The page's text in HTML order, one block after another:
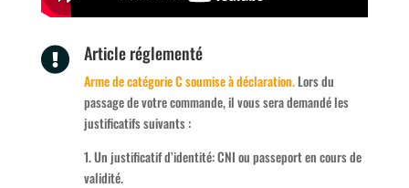
 Article réglementé
Arme de catégorie C soumise à déclaration.Lors du
passage de votre commande, il vous sera demandé les
justificatifs suivants :
1. Un justificatif d’identité: CNI ou passeport en cours de
validité.